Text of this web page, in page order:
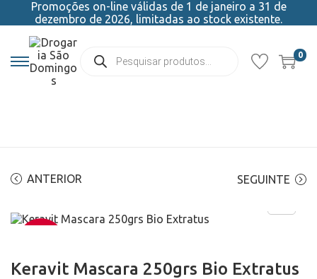
Promoções on-line válidas de 1 de janeiro a 31 de
dezembro de 2026, limitadas ao stock existente.
0
ANTERIOR SEGUINTE
Keravit Mascara 250grs Bio Extratus